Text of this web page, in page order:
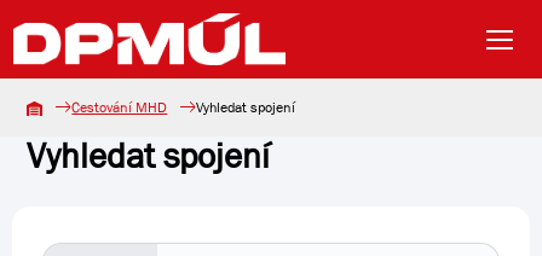
Cestování MHD Vyhledat spojení
Vyhledat spojení